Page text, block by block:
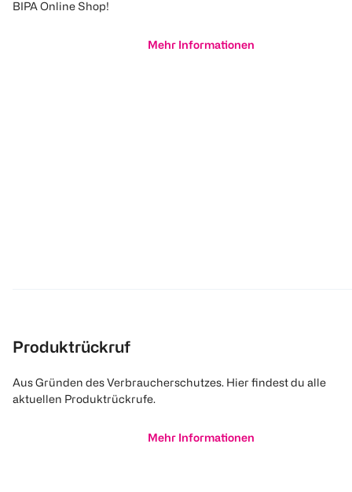
BIPA Online Shop!
Mehr Informationen
Produktrückruf
Aus Gründen des Verbraucherschutzes. Hier findest du alle
aktuellen Produktrückrufe.
Mehr Informationen